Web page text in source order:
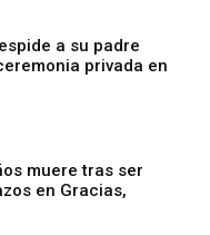
a su padre
privada en
muere tras ser
en Gracias,